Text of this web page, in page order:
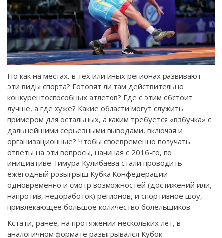
Но как на местах, в тех или иных регионах развивают
эти виды спорта? Готовят ли там действительно
конкурентоспособных атлетов? Где с этим обстоит
лучше, а где хуже? Какие области могут служить
примером для остальных, а каким требуется «взбучка» с
дальнейшими серьезными выводами, включая и
организационные? Чтобы своевременно получать
ответы на эти вопросы, начиная с 2016-го, по
инициативе Тимура Кулибаева стали проводить
ежегодный розыгрыш Кубка Конфедерации –
одновременно и смотр возможностей (достижений или,
напротив, недоработок) регионов, и спортивное шоу,
привлекающее большое количество болельщиков.
Кстати, ранее, на протяжении нескольких лет, в
аналогичном формате разыгрывался Кубок